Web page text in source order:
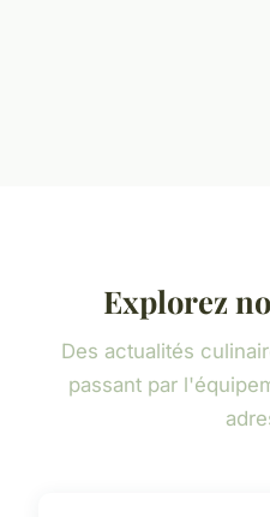
Explorez
Des actualités
passant par